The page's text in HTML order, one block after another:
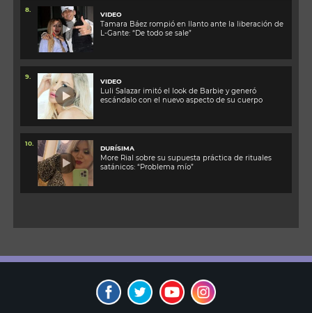
8.
VIDEO
Tamara Báez rompió en llanto ante la liberación de
L-Gante: “De todo se sale”
9.
VIDEO
Luli Salazar imitó el look de Barbie y generó
escándalo con el nuevo aspecto de su cuerpo
10.
DURÍSIMA
More Rial sobre su supuesta práctica de rituales
satánicos: “Problema mío”